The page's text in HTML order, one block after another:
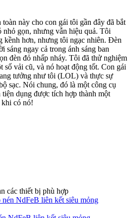
này cho con gái tôi gần đây đã bắt
gọn, nhưng vẫn hiệu quả. Tôi
kềnh hơn, nhưng tôi ngạc nhiên. Đèn
sáng ngay cả trong ánh sáng ban
đèn đỏ nhấp nháy. Tôi đã thử nghiệm
số vải cũ, và nó hoạt động tốt. Con gái
tưởng như tôi (LOL) và thực sự
sạc. Nói chung, đó là một công cụ
dụng được tích hợp thành một
có nó!
các thiết bị phù hợp